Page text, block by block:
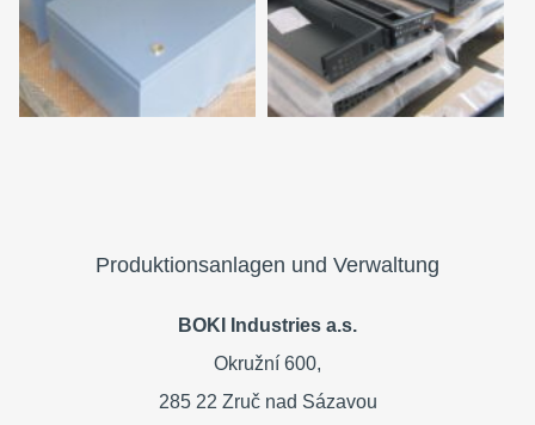
Produktionsanlagen und Verwaltung
BOKI Industries a.s.
Okružní 600,
285 22 Zruč nad Sázavou